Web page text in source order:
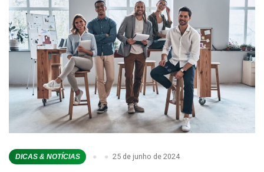
DICAS & NOTÍCIAS 25 de junho de 2024